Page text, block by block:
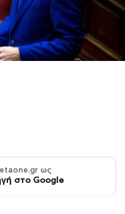
ως
στο Google